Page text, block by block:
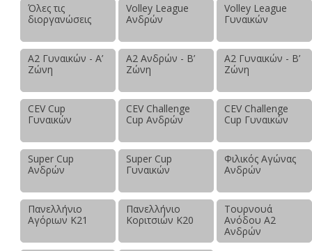
Όλες τις
διοργανώσεις
Volley League
Ανδρών
Volley League
Γυναικών
Α2 Γυναικών - Α’
Ζώνη
Α2 Ανδρών - Β’
Ζώνη
Α2 Γυναικών - Β’
Ζώνη
CEV Cup
Γυναικών
CEV Challenge
Cup Ανδρών
CEV Challenge
Cup Γυναικών
Super Cup
Ανδρών
Super Cup
Γυναικών
Φιλικός Αγώνας
Ανδρών
Πανελλήνιο
Αγόριων Κ21
Πανελλήνιο
Κοριτσιών Κ20
Τουρνουά
Ανόδου Α2
Ανδρών